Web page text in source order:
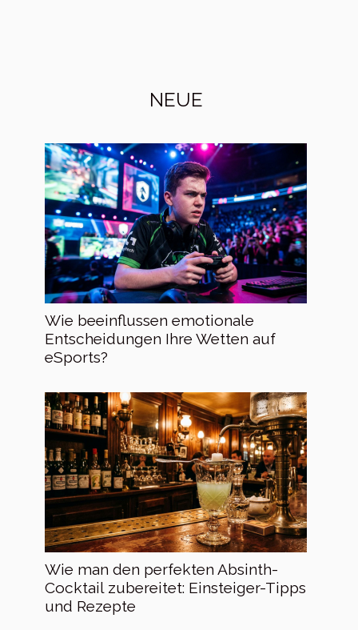
NEUE
Wie beeinflussen emotionale
Entscheidungen Ihre Wetten auf
eSports?
Wie man den perfekten Absinth-
Cocktail zubereitet: Einsteiger-Tipps
und Rezepte